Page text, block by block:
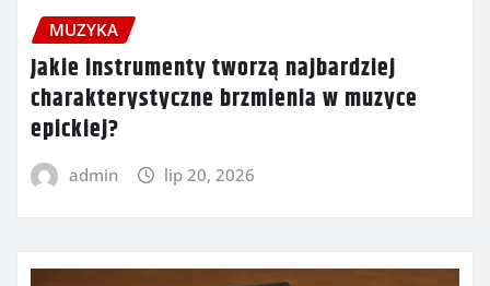
MUZYKA
Jakie instrumenty tworzą najbardziej
charakterystyczne brzmienia w muzyce
epickiej?
admin lip 20, 2026